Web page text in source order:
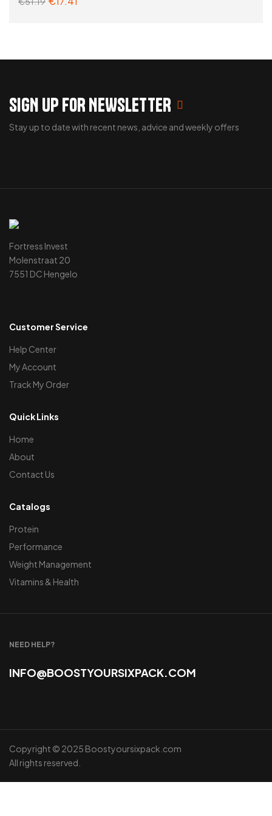
SIGN UP FOR NEWSLETTER
Stay up to date with recent news, advice and weekly offers
Fortress Invest
Molenstraat 20
7551 DC Hengelo
Customer Service
Help Center
My Account
Track My Order
Quick Links
Home
About
Contact Us
Catalogs
Protein
Performance
Weight Management
Vitamins & Health
NEED HELP?
INFO@BOOSTYOURSIXPACK.COM
Copyright © 2025 Boostyoursixpack.com
All rights reserved.